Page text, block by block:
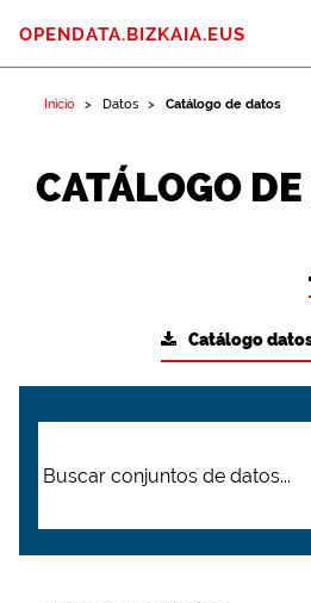
OPENDATA.BIZKAIA.EUS
Inicio Datos Catálogo de datos
CATÁLOGO
Catálogo